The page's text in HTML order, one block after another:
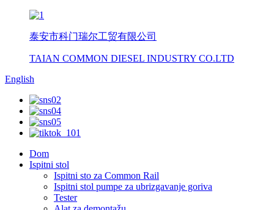
泰安市科门瑞尔工贸有限公司
TAIAN COMMON DIESEL INDUSTRY CO.LTD
English
Dom
Ispitni stol
Ispitni sto za Common Rail
Ispitni stol pumpe za ubrizgavanje goriva
Tester